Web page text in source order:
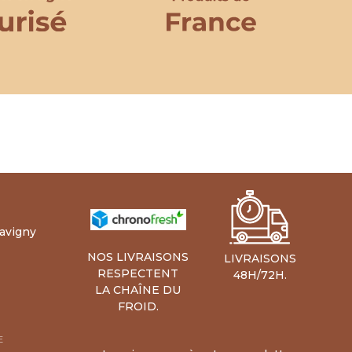
NOS LIVRAISONS
RESPECTENT
LA CHAÎNE DU
FROID.
LIVRAISONS
48H/72H.